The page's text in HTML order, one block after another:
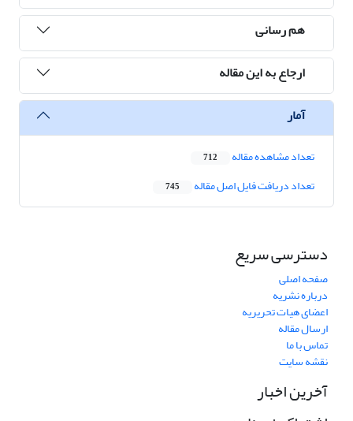
هم رسانی
ارجاع به این مقاله
آمار
تعداد مشاهده مقاله 712
تعداد دریافت فایل اصل مقاله 745
دسترسی سریع
صفحه اصلی
درباره نشریه
اعضای هیات تحریریه
ارسال مقاله
تماس با ما
نقشه سایت
آخرین اخبار